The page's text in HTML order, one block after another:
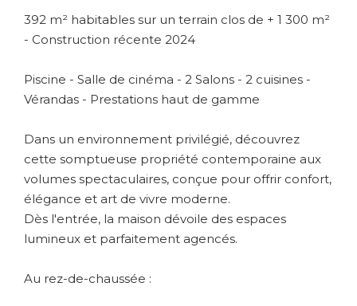
392 m² habitables sur un terrain clos de + 1 300 m²
- Construction récente 2024
Piscine - Salle de cinéma - 2 Salons - 2 cuisines -
Vérandas - Prestations haut de gamme
Dans un environnement privilégié, découvrez
cette somptueuse propriété contemporaine aux
volumes spectaculaires, conçue pour offrir confort,
élégance et art de vivre moderne.
Dès l'entrée, la maison dévoile des espaces
lumineux et parfaitement agencés.
Au rez-de-chaussée :